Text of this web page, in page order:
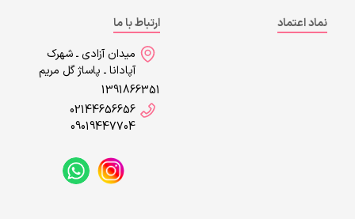
نماد اعتماد
ارتباط با ما
میدان آزادی ـ شهرک
آپادانا ـ پاساژ گل مریم
1391866351
02144656656
09019447704